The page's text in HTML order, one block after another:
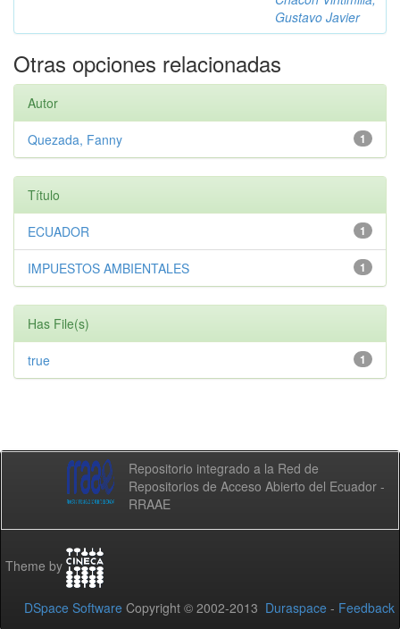
Gustavo Javier
Otras opciones relacionadas
Autor
1
Quezada, Fanny
Título
1
ECUADOR
1
IMPUESTOS AMBIENTALES
Has File(s)
1
true
Repositorio integrado a la Red de
Repositorios de Acceso Abierto del Ecuador -
RRAAE
Theme by
DSpace Software Copyright © 2002-2013 Duraspace - Feedback